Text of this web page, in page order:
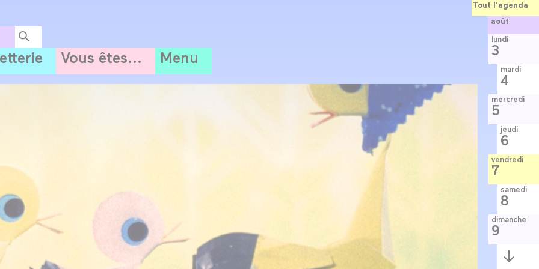
Vous êtes... Menu
Tout l’agenda
août
lundi
3
mardi
4
mercredi
5
jeudi
6
vendredi
7
samedi
8
dimanche
9
Semaine
suivante